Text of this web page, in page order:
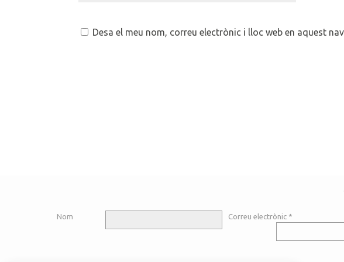
Desa el meu nom, correu electrònic i lloc web en aquest
Nom Correu electrònic *